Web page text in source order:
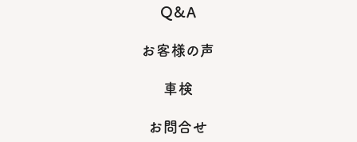
Q&A
お客様の声
車検
お問合せ